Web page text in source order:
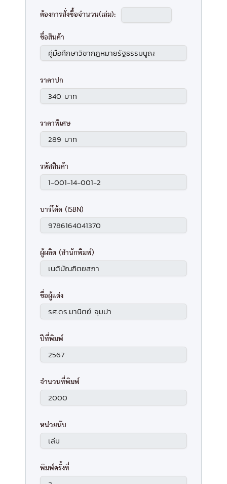
ต้องการสั่งซื้อจำนวน(เล่ม):
ชื่อสินค้า
ราคาปก
ราคาพิเศษ
รหัสสินค้า
บาร์โค้ด (ISBN)
ผู้ผลิต (สำนักพิมพ์)
ชื่อผู้แต่ง
ปีที่พิมพ์
จำนวนที่พิมพ์
หน่วยนับ
พิมพ์ครั้งที่